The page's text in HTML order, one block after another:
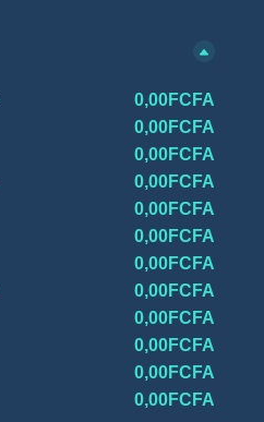
0,00FCFA
0,00FCFA
0,00FCFA
0,00FCFA
0,00FCFA
0,00FCFA
0,00FCFA
0,00FCFA
0,00FCFA
0,00FCFA
0,00FCFA
0,00FCFA